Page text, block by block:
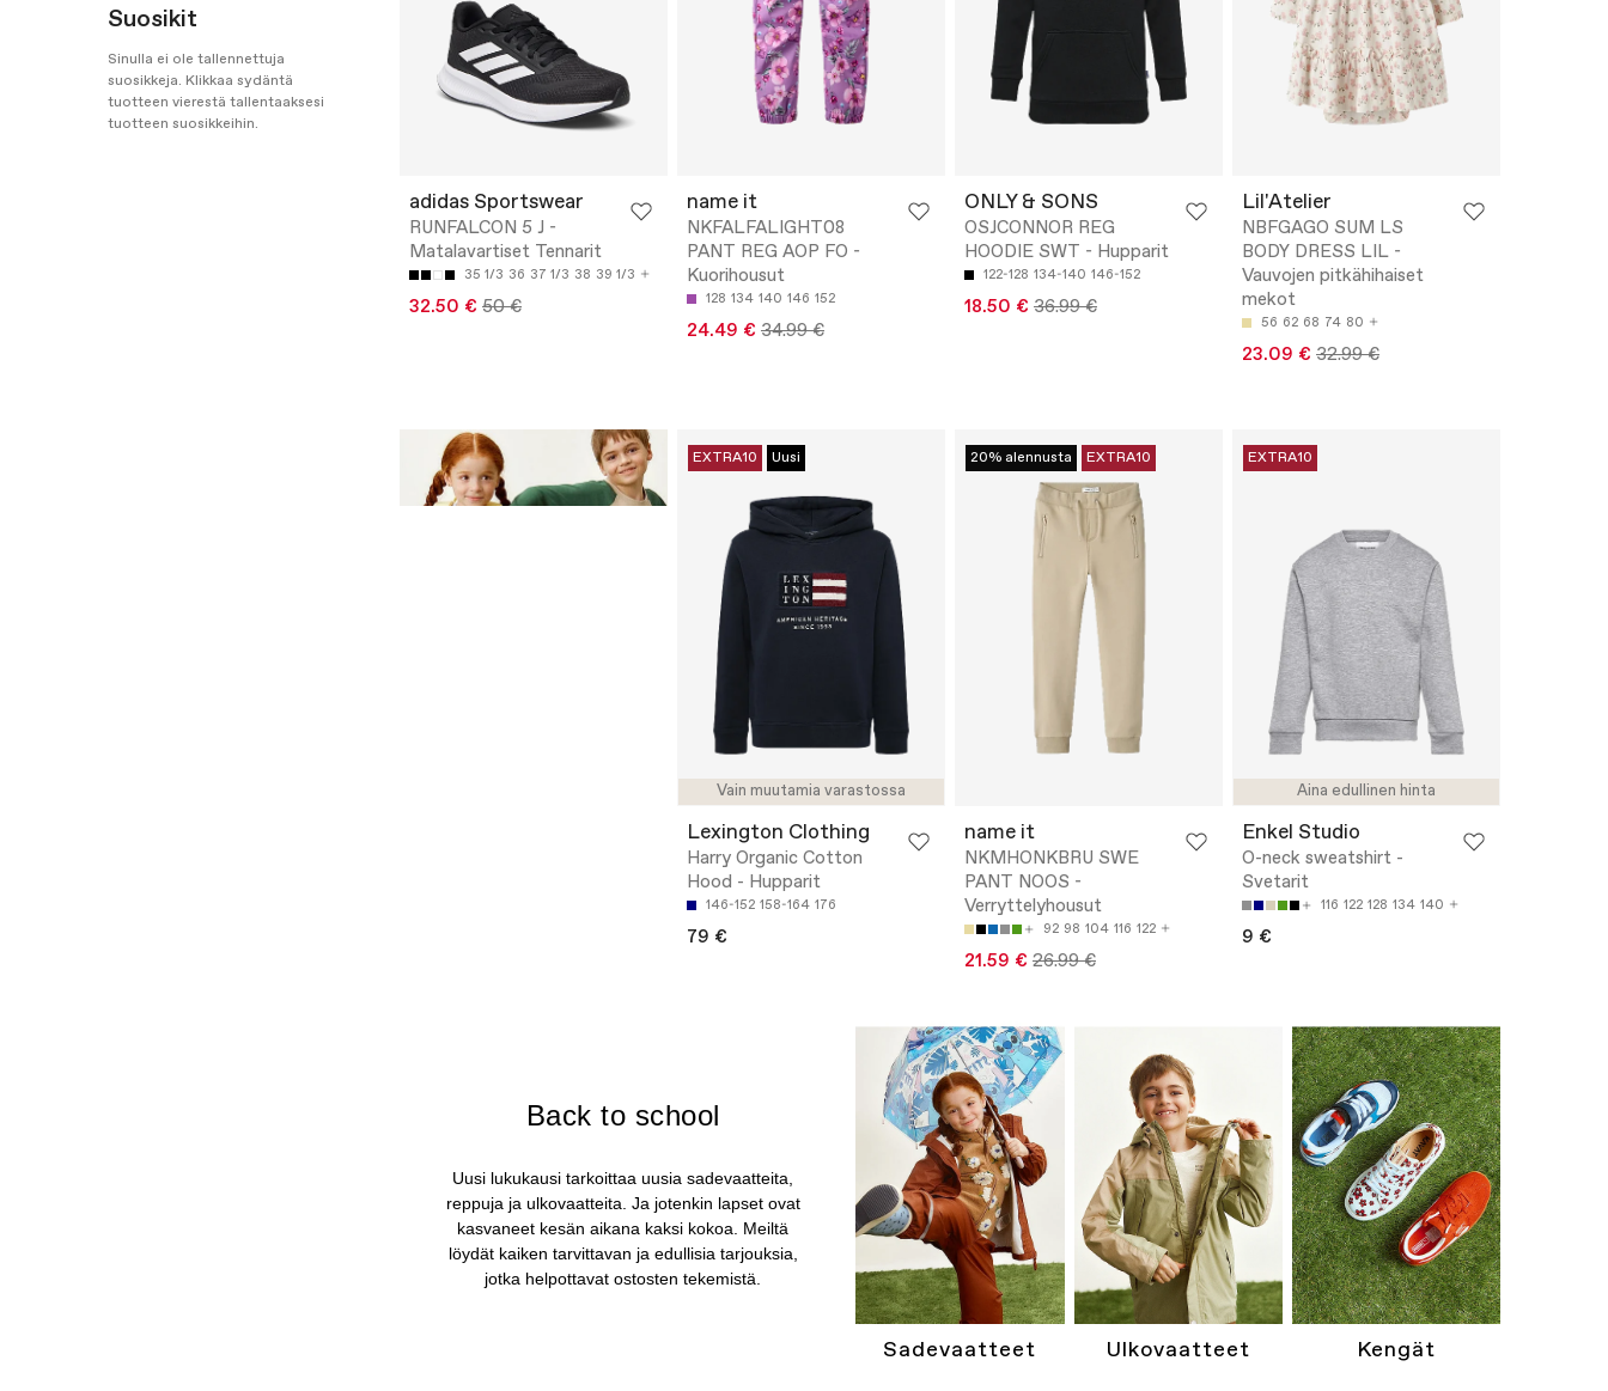
Suosikit
Sinulla ei ole tallennettuja
suosikkeja. Klikkaa sydäntä
tuotteen vierestä tallentaaksesi
tuotteen suosikkeihin.
adidas Sportswear
RUNFALCON 5 J -
Matalavartiset Tennarit
35 1/3 36 37 1/3 38 39 1/3
32.50 € 50 €
name it
NKFALFALIGHT08
PANT REG AOP FO -
Kuorihousut
128 134 140 146 152
24.49 € 34.99 €
ONLY & SONS
OSJCONNOR REG
HOODIE SWT - Hupparit
122-128 134-140 146-152
18.50 € 36.99 €
Lil'Atelier
NBFGAGO SUM LS
BODY DRESS LIL -
Vauvojen pitkähihaiset
mekot
56 62 68 74 80
23.09 € 32.99 €
Vain muutamia varastossa
EXTRA10 Uusi
Lexington Clothing
Harry Organic Cotton
Hood - Hupparit
146-152 158-164 176
79 €
20% alennusta EXTRA10
name it
NKMHONKBRU SWE
PANT NOOS -
Verryttelyhousut
92 98 104 116 122
21.59 € 26.99 €
Aina edullinen hinta
EXTRA10
Enkel Studio
O-neck sweatshirt -
Svetarit
116 122 128 134 140
9 €
Back to school
Uusi lukukausi tarkoittaa uusia sadevaatteita,
reppuja ja ulkovaatteita. Ja jotenkin lapset ovat
kasvaneet kesän aikana kaksi kokoa. Meiltä
löydät kaiken tarvittavan ja edullisia tarjouksia,
jotka helpottavat ostosten tekemistä.
Sadevaatteet Ulkovaatteet Kengät